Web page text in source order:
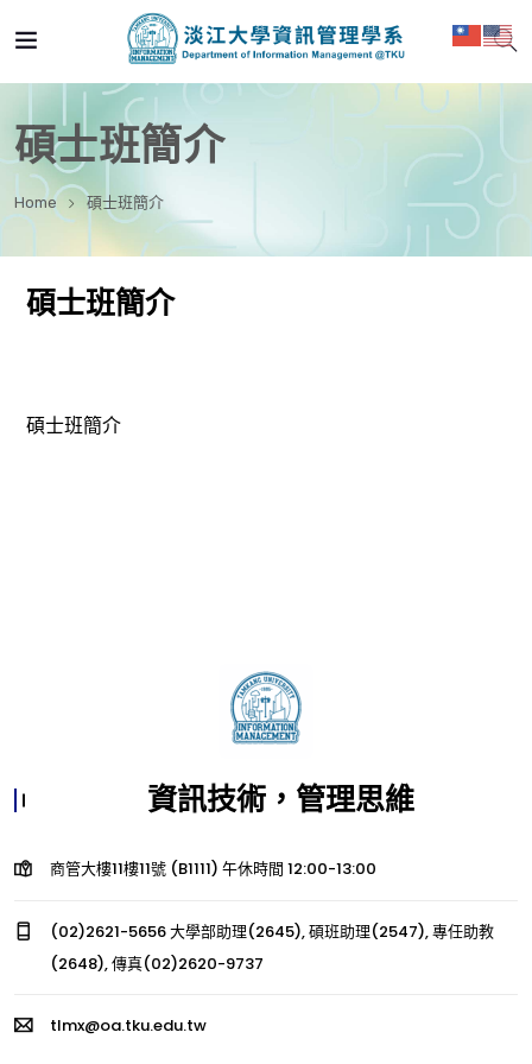
碩士班簡介
Home 碩士班簡介
碩士班簡介
碩士班簡介
資訊技術，管理思維
商管大樓11樓11號 (B1111) 午休時間 12:00-13:00
(02)2621-5656 大學部助理(2645), 碩班助理(2547), 專任助教
(2648), 傳真(02)2620-9737
tlmx@oa.tku.edu.tw